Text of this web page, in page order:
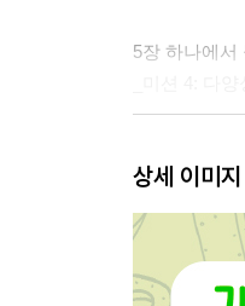
5장 하나에서
_미션 5: 저울
7장 쇼미더머
_미션 6: 나
상세 이미지